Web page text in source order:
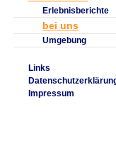
Erlebnisberichte
bei uns
Umgebung
Links
Impressum